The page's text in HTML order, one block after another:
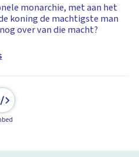
monarchie, met aan het
koning de machtigste man
over van die macht?